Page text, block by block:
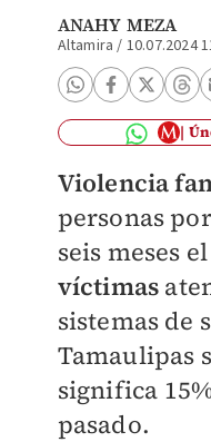
ANAHY MEZA
Altamira / 10.07.2024
Violencia
personas
seis meses
víctimas
sistemas de
Tamaulipas
significa
pasado.